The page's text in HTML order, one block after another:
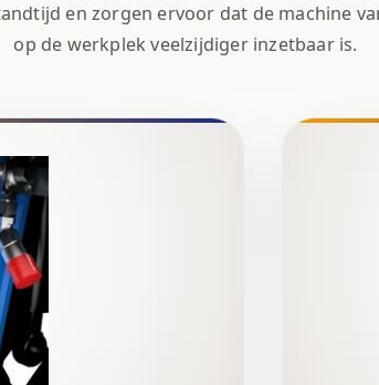
en zorgen ervoor dat de machine
op de werkplek veelzijdiger inzetbaar is.